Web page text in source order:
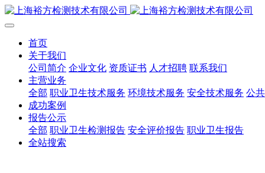
首页
关于我们
公司简介 企业文化 资质证书 人才招聘 联系我们
主营业务
全部 职业卫生技术服务 环境技术服务 安全技术服务 公
成功案例
报告公示
全部 职业卫生检测报告 安全评价报告 职业卫生报告
全站搜索